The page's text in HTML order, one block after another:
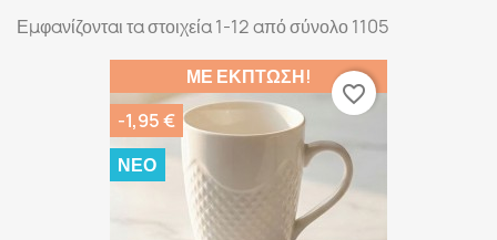
Εμφανίζονται τα στοιχεία 1-12 από σύνολο 1105
ΜΕ ΈΚΠΤΩΣΗ!
-1,95 €
ΝΈΟ
favorite_border